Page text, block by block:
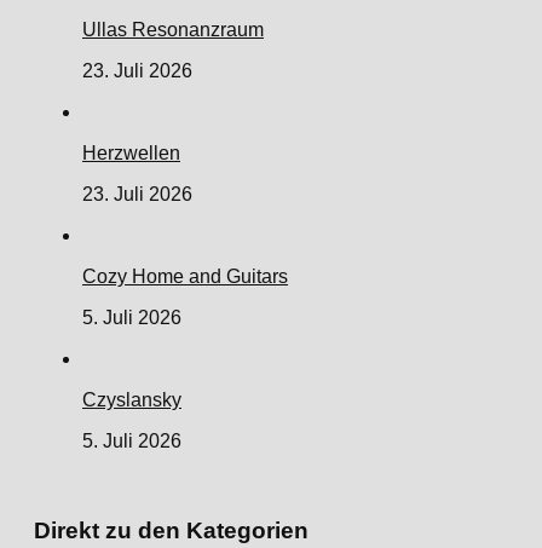
Ullas Resonanzraum
23. Juli 2026
Herzwellen
23. Juli 2026
Cozy Home and Guitars
5. Juli 2026
Czyslansky
5. Juli 2026
Direkt zu den Kategorien